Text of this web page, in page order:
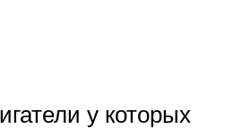
у которых